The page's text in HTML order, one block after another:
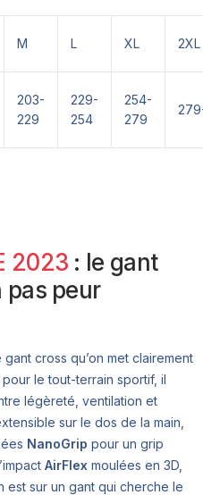
M L XL 2XL
203-
229
229-
254
254-
279
2023 : le gant
pas peur
gant cross qu’on met clairement
le tout-terrain sportif, il
légèreté, ventilation et
sur le dos de la main,
NanoGrip pour un grip
AirFlex moulées en 3D,
est sur un gant qui cherche le